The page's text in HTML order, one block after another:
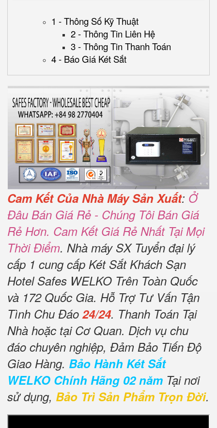
1 - Thông Số Kỹ Thuật
2 - Thông Tin Liên Hệ
3 - Thông Tin Thanh Toán
4 - Báo Giá Két Sắt
Cam Kết Của Nhà Máy Sản Xuất: Ở
Đâu Bán Giá Rẻ - Chúng Tôi Bán Giá
Rẻ Hơn. Cam Kết Giá Rẻ Nhất Tại Mọi
Thời Điểm. Nhà máy SX Tuyển đại lý
cấp 1 cung cấp Két Sắt Khách Sạn
Hotel Safes WELKO Trên Toàn Quốc
và 172 Quốc Gia. Hỗ Trợ Tư Vấn Tận
Tình Chu Đáo 24/24. Thanh Toán Tại
Nhà hoặc tại Cơ Quan. Dịch vụ chu
đáo chuyên nghiệp, Đảm Bảo Tiến Độ
Giao Hàng. Bảo Hành Két Sắt
WELKO Chính Hãng 02 năm Tại nơi
sử dụng, Bảo Trì Sản Phẩm Trọn Đời.